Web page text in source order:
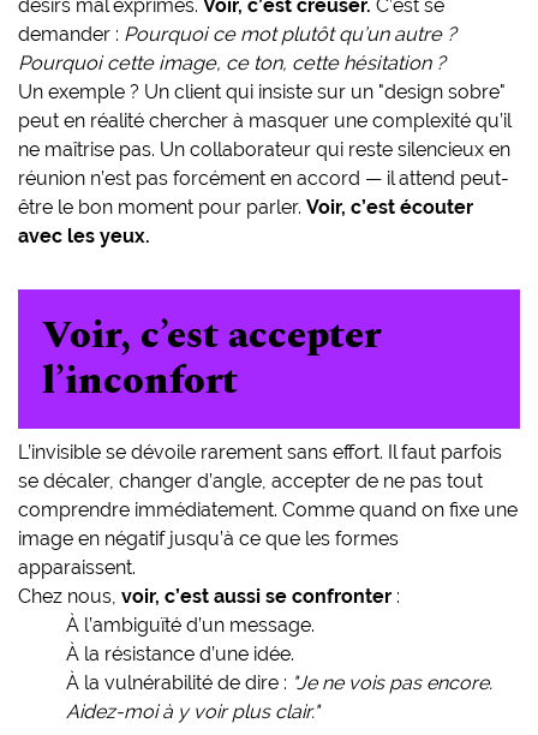
désirs mal exprimés. Voir, c’est creuser. C’est se
demander : Pourquoi ce mot plutôt qu’un autre ?
Pourquoi cette image, ce ton, cette hésitation ?
Un exemple ? Un client qui insiste sur un "design sobre"
peut en réalité chercher à masquer une complexité qu’il
ne maîtrise pas. Un collaborateur qui reste silencieux en
réunion n’est pas forcément en accord — il attend peut-
être le bon moment pour parler. Voir, c’est écouter
avec les yeux.
Voir, c’est accepter
l’inconfort
L’invisible se dévoile rarement sans effort. Il faut parfois
se décaler, changer d’angle, accepter de ne pas tout
comprendre immédiatement. Comme quand on fixe une
image en négatif jusqu’à ce que les formes
apparaissent.
Chez nous, voir, c’est aussi se confronter :
À l’ambiguïté d’un message.
À la résistance d’une idée.
À la vulnérabilité de dire : "Je ne vois pas encore.
Aidez-moi à y voir plus clair."